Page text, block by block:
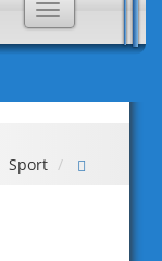
Toggle
navigation
Sport